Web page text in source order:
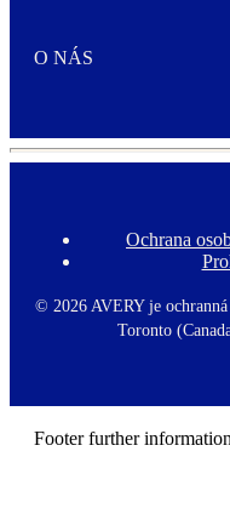
O NÁS
Ochrana
© 2026 AVERY je
Toronto
Footer further information